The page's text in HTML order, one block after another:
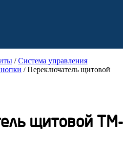
/Система управления
/ Переключатель щитовой
щитовой TM-